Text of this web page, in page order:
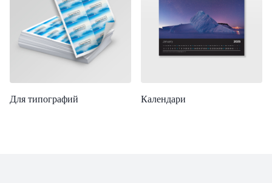
Для типографий Календари